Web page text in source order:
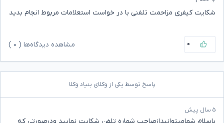
شکایت کیفری مزاحمت تلفنی با در خواست استعلامات مربوط انجام بدید
۰ مشاهده دیدگاه‌ها ( ۰
پاسخ توسط یکی از وکلای بنیاد وکلا
۵ سال پیش